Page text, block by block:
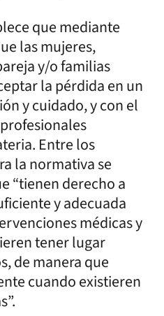
que mediante
las mujeres,
y/o familias
la pérdida en un
y cuidado, y con el
Entre los
la normativa se
“tienen derecho a
y adecuada
médicas y
tener lugar
de manera que
cuando existieren